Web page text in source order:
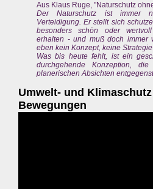
Aus Klaus Ruge, "Naturschutz
Der Naturschutz ist immer
Verteidigung. Er stellt sich
besonders schön oder
erhalten - und muß doch immer
eben kein Konzept, keine
Was bis heute fehlt, ist ein
durchgehende Konzeption,
planerischen Absichten
Umwelt- und
Bewegungen